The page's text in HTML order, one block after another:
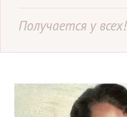
Получается у всех!